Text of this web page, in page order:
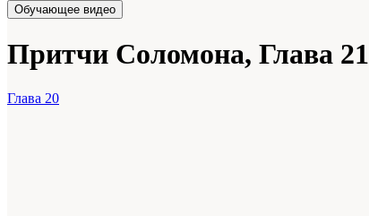
Обучающее видео
Притчи Соломона, Глава 21
Глава 20